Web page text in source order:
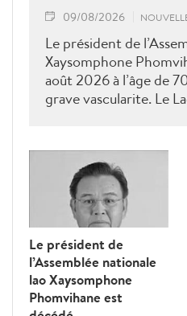
09/08/2026
Le président de
Xaysomphone
août 2026 à l’âge de
grave vascularite. Le
révolutionnaire
Le président de
l’Assemblée nationale
lao Xaysomphone
Phomvihane est